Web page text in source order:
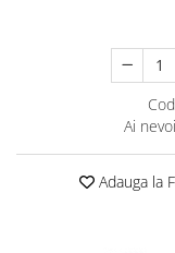
Ai
Adauga la